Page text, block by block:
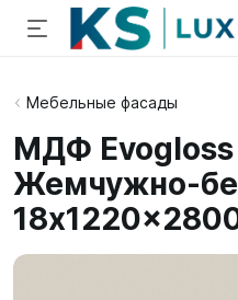
Мебельные фасады
МДФ
Жемчужно-